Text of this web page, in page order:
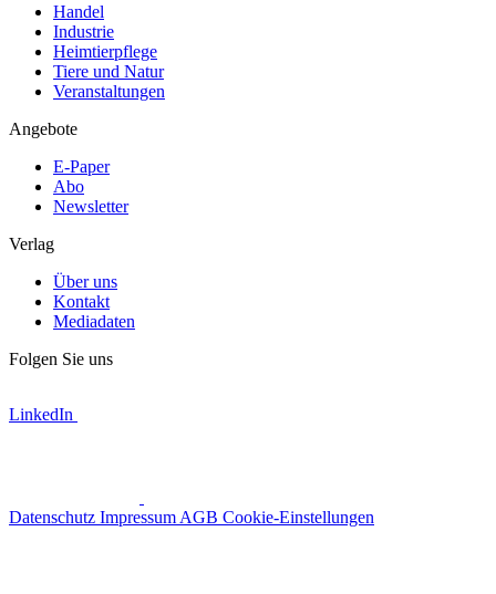
Handel
Industrie
Heimtierpflege
Tiere und Natur
Veranstaltungen
Angebote
E-Paper
Abo
Newsletter
Verlag
Über uns
Kontakt
Mediadaten
Folgen Sie uns
LinkedIn
Datenschutz Impressum AGB Cookie-Einstellungen